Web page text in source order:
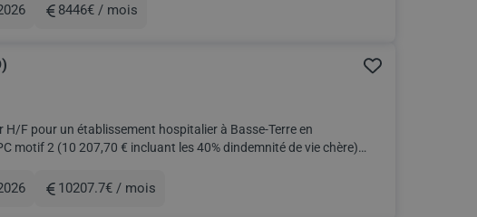
Rémunération
8446€ / mois
F pour un établissement hospitalier à Basse-Terre en
Rémunération
10207.7€ / mois